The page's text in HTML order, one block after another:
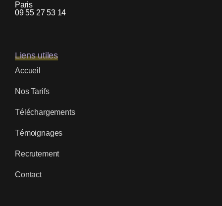
Paris
09 55 27 53 14
Liens utiles
Accueil
Nos Tarifs
Téléchargements
Témoignages
Recrutement
Contact